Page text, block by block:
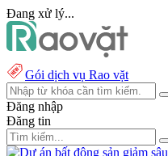
Đang xử lý...
Gói dịch vụ Rao vặt
Đăng nhập
Đăng tin